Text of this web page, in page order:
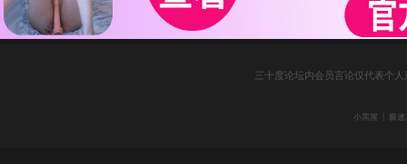
三十度论坛内会员言论仅代表个
小黑屋 极速